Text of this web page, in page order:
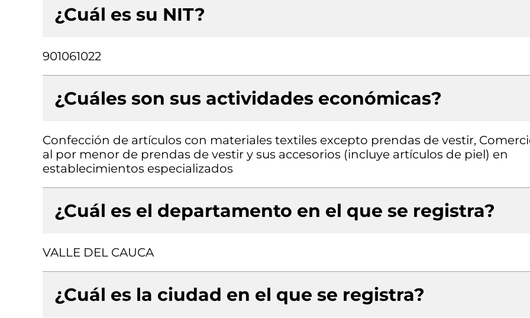
¿Cuál es su NIT?
901061022
¿Cuáles son sus actividades económicas?
Confección de artículos con materiales textiles excepto prendas de vestir,
al por menor de prendas de vestir y sus accesorios (incluye artículos de piel) en
establecimientos especializados
¿Cuál es el departamento en el que se registra?
VALLE DEL CAUCA
¿Cuál es la ciudad en el que se registra?